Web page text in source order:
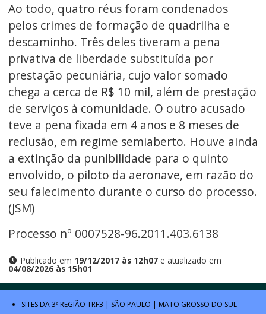
Ao todo, quatro réus foram condenados
pelos crimes de formação de quadrilha e
descaminho. Três deles tiveram a pena
privativa de liberdade substituída por
prestação pecuniária, cujo valor somado
chega a cerca de R$ 10 mil, além de prestação
de serviços à comunidade. O outro acusado
teve a pena fixada em 4 anos e 8 meses de
reclusão, em regime semiaberto. Houve ainda
a extinção da punibilidade para o quinto
envolvido, o piloto da aeronave, em razão do
seu falecimento durante o curso do processo.
(JSM)
Processo nº 0007528-96.2011.403.6138
Publicado em 19/12/2017 às 12h07e atualizado em
04/08/2026 às 15h01
SITES DA 3ª REGIÃO TRF3 | SÃO PAULO | MATO GROSSO DO SUL